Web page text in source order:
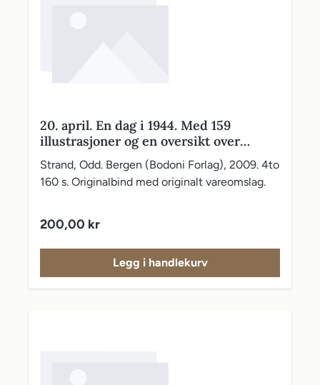
20. april. En dag i 1944. Med 159
illustrasjoner og en oversikt over
personer bosatt i Bergen som mistet
livet under 2.verdenskrig
Strand, Odd. Bergen (Bodoni Forlag), 2009. 4to
160 s. Originalbind med originalt vareomslag.
Vanlig pris:
200,00 kr
Legg i handlekurv